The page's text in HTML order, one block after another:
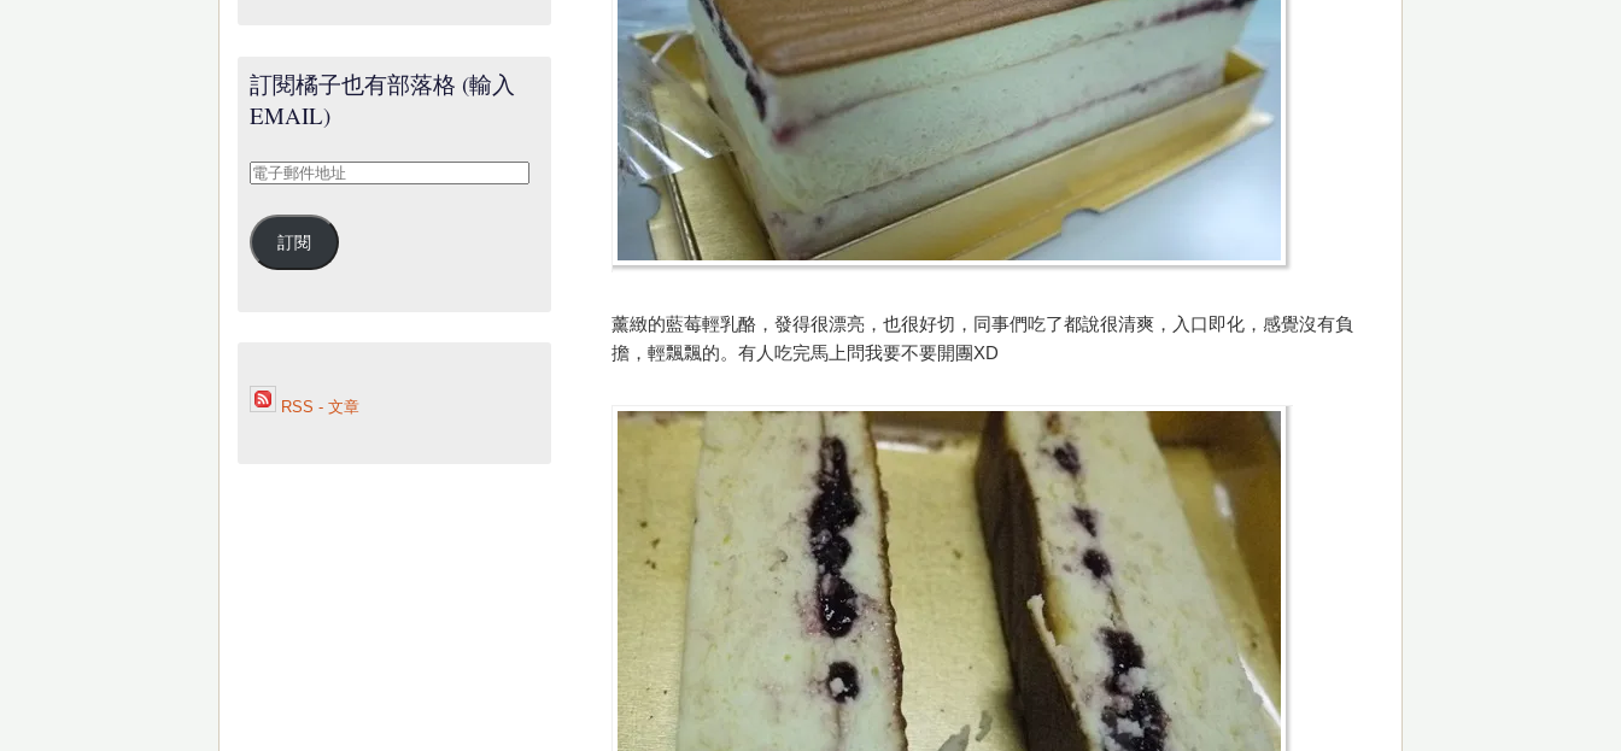
薰緻的藍莓輕乳酪，發得很漂亮，也很好切，同事們吃了都說很清爽，入口即化，感覺沒有負
擔，輕飄飄的。有人吃完馬上問我要不要開團XD
訂閱橘子也有部落格 (輸入
EMAIL)
電
郵
件
訂閱
RSS - 文章